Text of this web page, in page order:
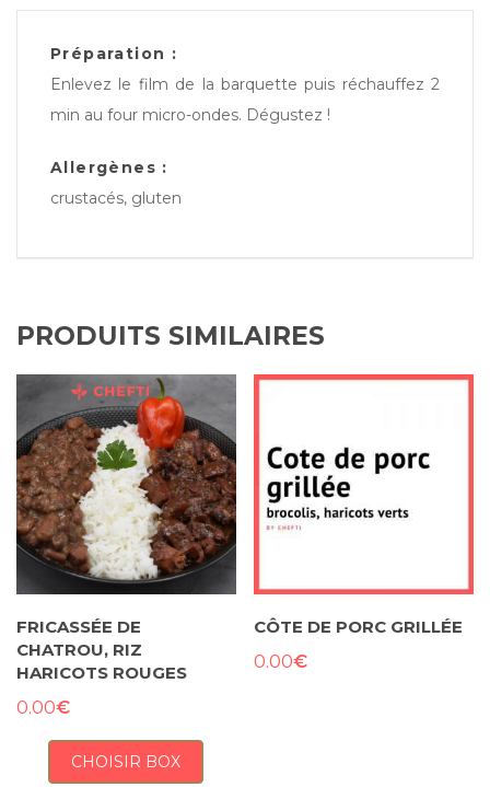
Préparation :
Enlevez le film de la barquette puis réchauffez 2
min au four micro-ondes. Dégustez !
Allergènes :
crustacés, gluten
PRODUITS SIMILAIRES
FRICASSÉE DE
CHATROU, RIZ
HARICOTS ROUGES
0.00€
CHOISIR BOX
CÔTE DE PORC GRILLÉE
0.00€